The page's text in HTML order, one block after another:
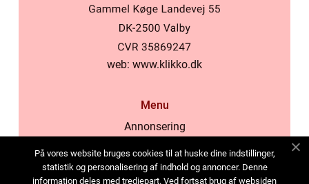
web: www.klikko.dk
Menu
Annonsering
Cookies
På vores website bruges cookies til at huske dine indstillinger,
statistik og personalisering af indhold og annoncer. Denne
information deles med tredjepart. Ved fortsat brug af websiden